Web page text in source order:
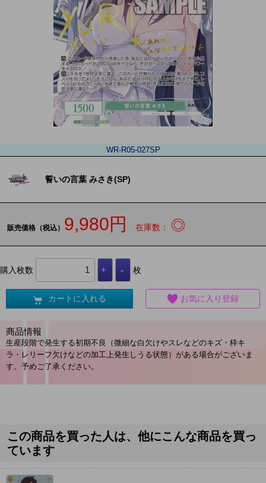
WR-R05-027SP
誓いの言葉 みさき(SP)
販売価格（税込） 9,980円 在庫数： ◎
購入枚数 枚
カートに入れる お気に入り登録
商品情報
生産段階で発生する初期不良（微細な白欠けやスレなどのキズ・枠キ
ラ・レリーフ欠けなどの加工上発生しうる状態）がある場合がございま
す。予めご了承ください。
この商品を買った人は、他にこんな商品を買っ
ています